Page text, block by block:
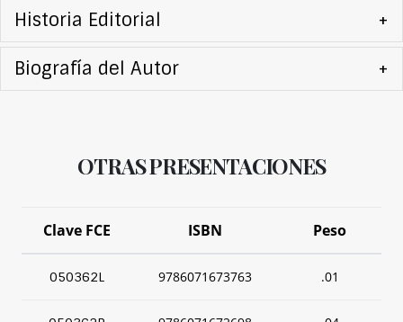
Historia Editorial +
Biografía del Autor +
OTRAS PRESENTACIONES
Clave FCE ISBN Peso
050362L 9786071673763 .01